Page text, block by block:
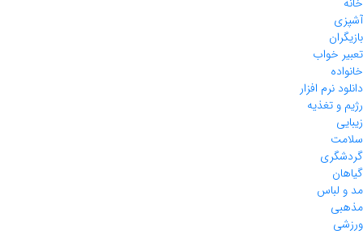
آشپزی
بازیگران
تعبیر خواب
خانواده
دانلود نرم افزار
رژیم و تغذیه
زیبایی
سلامت
گردشگری
گیاهان
مد و لباس
مذهبی
ورزشی